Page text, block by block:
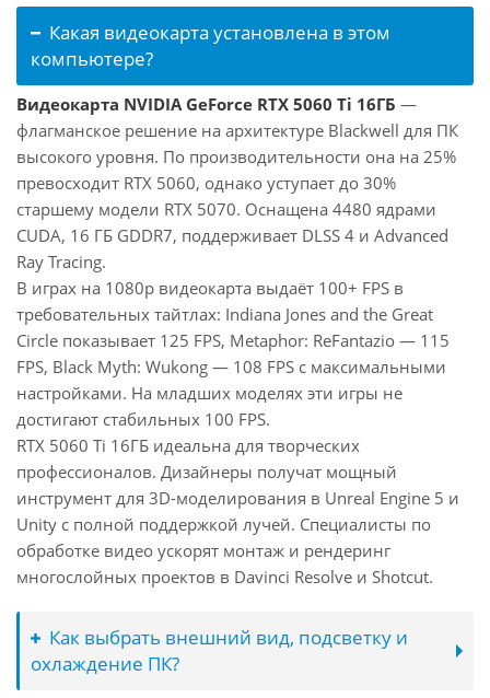
Какая видеокарта установлена в этом
компьютере?
Видеокарта NVIDIA GeForce RTX 5060 Ti 16ГБ —
флагманское решение на архитектуре Blackwell для ПК
высокого уровня. По производительности она на 25%
превосходит RTX 5060, однако уступает до 30%
старшему модели RTX 5070. Оснащена 4480 ядрами
CUDA, 16 ГБ GDDR7, поддерживает DLSS 4 и Advanced
Ray Tracing.
В играх на 1080p видеокарта выдаёт 100+ FPS в
требовательных тайтлах: Indiana Jones and the Great
Circle показывает 125 FPS, Metaphor: ReFantazio — 115
FPS, Black Myth: Wukong — 108 FPS с максимальными
настройками. На младших моделях эти игры не
достигают стабильных 100 FPS.
RTX 5060 Ti 16ГБ идеальна для творческих
профессионалов. Дизайнеры получат мощный
инструмент для 3D-моделирования в Unreal Engine 5 и
Unity с полной поддержкой лучей. Специалисты по
обработке видео ускорят монтаж и рендеринг
многослойных проектов в Davinci Resolve и Shotcut.
Как выбрать внешний вид, подсветку и
охлаждение ПК?